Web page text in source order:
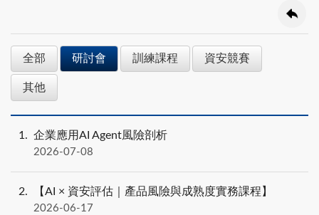
全部 研討會 訓練課程 資安競賽
其他
1 企業應用AI Agent風險剖析
2026-07-08
2 【AI × 資安評估｜產品風險與成熟度實務課程】
2026-06-17